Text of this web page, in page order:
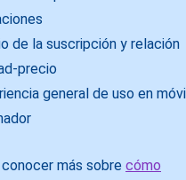
de la suscripción y relación
precio
general de uso en
más sobre cómo